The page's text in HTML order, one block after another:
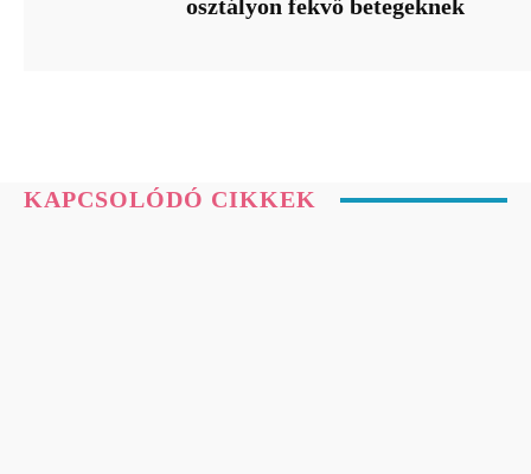
osztályon fekvő betegeknek
KAPCSOLÓDÓ CIKKEK